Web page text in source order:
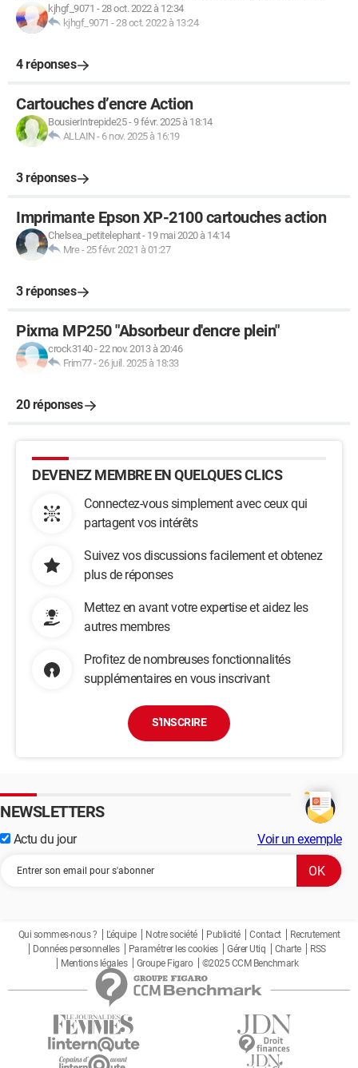
kjhgf_9071 -28 oct. 2022 à 12:34
kjhgf_9071 -28 oct. 2022 à 13:24
4 réponses
Cartouches d’encre Action
BousierIntrepide25-9 févr. 2025 à 18:14
ALLAIN - 6 nov. 2025 à 16:19
3 réponses
Imprimante Epson XP-2100 cartouches action
Chelsea_petitelephant- 19 mai 2020 à 14:14
Mre-25 févr. 2021 à 01:27
3 réponses
Pixma MP250 "Absorbeur d'encre plein"
crock3140-22 nov. 2013 à 20:46
Frim77-26 juil. 2025 à 18:33
20 réponses
DEVENEZ MEMBRE EN QUELQUES CLICS
Connectez-vous simplement avec ceux qui
partagent vos intérêts
Suivez vos discussions facilement et obtenez
plus de réponses
Mettez en avant votre expertise et aidez les
autres membres
Profitez de nombreuses fonctionnalités
supplémentaires en vous inscrivant
S'INSCRIRE
NEWSLETTERS
Actu du jour Voir un exemple
Qui sommes-nous ? L'équipe Notre société Publicité Contact
Recrutement
Données personnelles
Paramétrer les cookies Gérer Utiq Charte
RSS
Mentions légales
Groupe Figaro ©2025 CCM Benchmark